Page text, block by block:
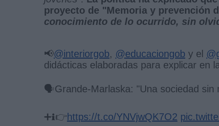
proyecto de "Memoria y prevención
conocimiento de lo ocurrido, sin
📢@interiorgob, @educaciongob y el
didácticas elaboradas para explicar en
🗣️Grande-Marlaska: "Una sociedad sin
➕ℹ️👉https://t.co/YNVjwQK7O2